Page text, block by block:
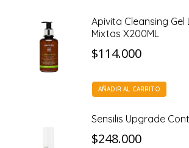
Apivita Cleansing Gel
Mixtas X200ML
$114.000
AÑADIR AL CARRITO
Sensilis Upgrade
$248.000